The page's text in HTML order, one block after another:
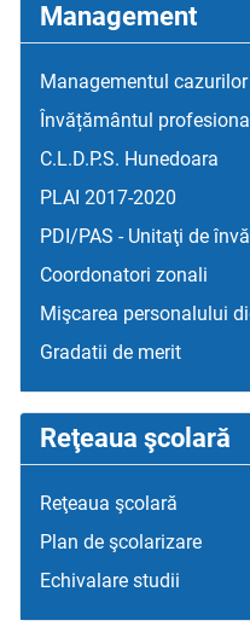
Management
Managementul
Învățământul
C.L.D.P.S. Hunedoara
PLAI 2017-2020
PDI/PAS - Unitaţi de
Coordonatori zonali
Mişcarea personalului
Gradatii de merit
Reţeaua şcolară
Reţeaua şcolară
Plan de şcolarizare
Echivalare studii